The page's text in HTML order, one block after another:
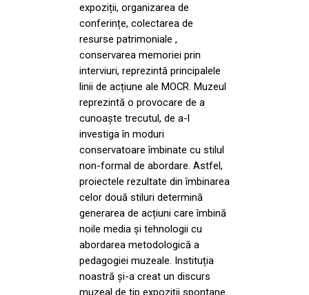
expoziții, organizarea de
conferințe, colectarea de
resurse patrimoniale ,
conservarea memoriei prin
interviuri, reprezintă principalele
linii de acțiune ale MOCR. Muzeul
reprezintă o provocare de a
cunoaște trecutul, de a-l
investiga în moduri
conservatoare îmbinate cu stilul
non-formal de abordare. Astfel,
proiectele rezultate din îmbinarea
celor două stiluri determină
generarea de acțiuni care îmbină
noile media și tehnologii cu
abordarea metodologică a
pedagogiei muzeale. Instituția
noastră și-a creat un discurs
muzeal de tip expoziții spontane